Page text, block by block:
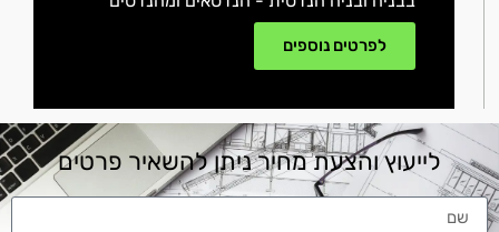
לפרטים נוספים
לייעוץ והצעת מחיר ניתן להשאיר פרטים